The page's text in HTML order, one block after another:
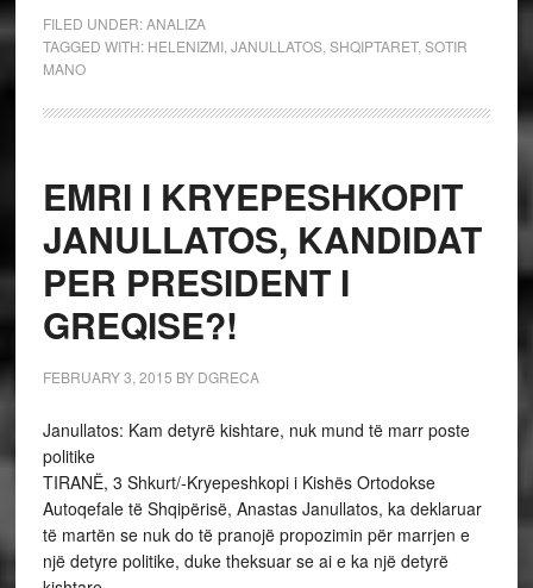
FILED UNDER:ANALIZA
TAGGED WITH: HELENIZMI, JANULLATOS, SHQIPTARET, SOTIR
MANO
EMRI I KRYEPESHKOPIT
JANULLATOS, KANDIDAT
PER PRESIDENT I
GREQISE?!
FEBRUARY 3, 2015 BY DGRECA
Janullatos: Kam detyrë kishtare, nuk mund të marr poste
politike
TIRANË, 3 Shkurt/-Kryepeshkopi i Kishës Ortodokse
Autoqefale të Shqipërisë, Anastas Janullatos, ka deklaruar
të martën se nuk do të pranojë propozimin për marrjen e
një detyre politike, duke theksuar se ai e ka një detyrë